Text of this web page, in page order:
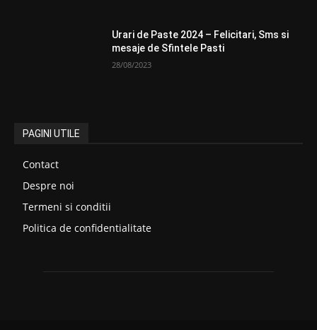
Urari de Paste 2024 – Felicitari, Sms si
mesaje de Sfintele Pasti
28/08/2023
PAGINI UTILE
Contact
Despre noi
Termeni si conditii
Politica de confidentialitate